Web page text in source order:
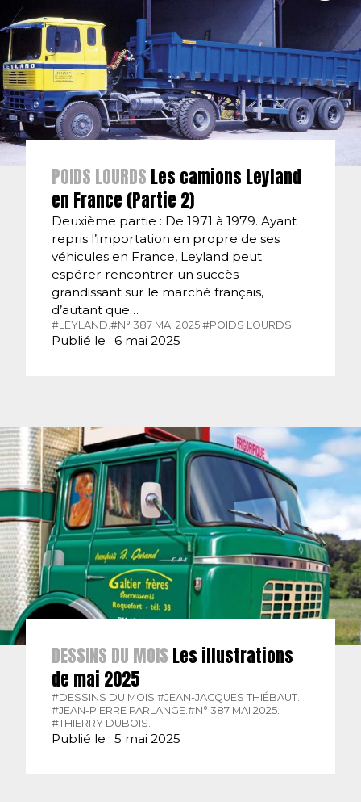
POIDS LOURDS Les camions Leyland
en France (Partie 2)
Deuxième partie : De 1971 à 1979. Ayant
repris l’importation en propre de ses
véhicules en France, Leyland peut
espérer rencontrer un succès
grandissant sur le marché français,
d’autant que…
#LEYLAND. #N° 387 MAI 2025. #POIDS LOURDS.
Publié le : 6 mai 2025
DESSINS DU MOIS Les illustrations
de mai 2025
#DESSINS DU MOIS. #JEAN-JACQUES THIÉBAUT.
#JEAN-PIERRE PARLANGE. #N° 387 MAI 2025.
#THIERRY DUBOIS.
Publié le : 5 mai 2025